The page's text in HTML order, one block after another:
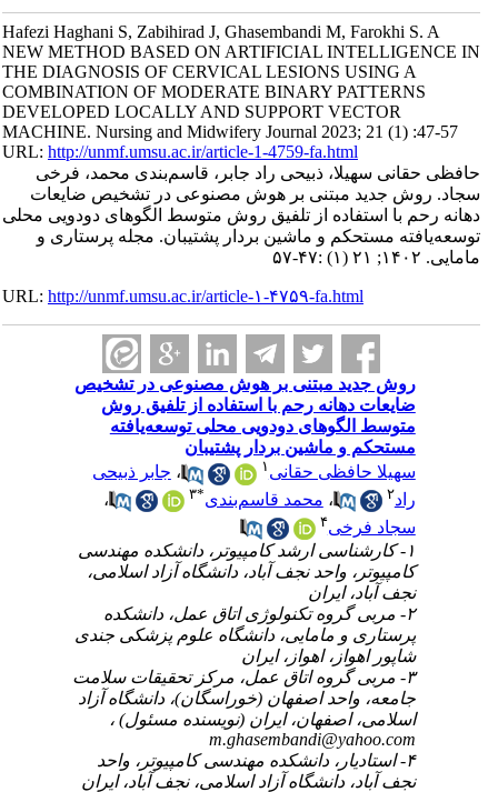
Hafezi Haghani S, Zabihirad J, Ghasembandi M, Farokhi S. A
NEW METHOD BASED ON ARTIFICIAL INTELLIGENCE IN
THE DIAGNOSIS OF CERVICAL LESIONS USING A
COMBINATION OF MODERATE BINARY PATTERNS
DEVELOPED LOCALLY AND SUPPORT VECTOR
MACHINE. Nursing and Midwifery Journal 2023; 21 (1) :47-57
URL:http://unmf.umsu.ac.ir/article-1-4759-fa.html
حافظی حقانی سهیلا، ذبیحی راد جابر، قاسم‌بندی محمد، فرخی
سجاد. روش جدید مبتنی بر هوش مصنوعی در تشخیص ضایعات
دهانه رحم با استفاده از تلفیق روش متوسط الگوهای دودویی محلی
توسعه‌یافته مستحکم و ماشین بردار پشتیبان. مجله پرستاری و
مامایی. ۱۴۰۲; ۲۱ (۱) :۴۷-۵۷
URL:http://unmf.umsu.ac.ir/article-۱-۴۷۵۹-fa.html
روش جدید مبتنی بر هوش مصنوعی در تشخیص
ضایعات دهانه رحم با استفاده از تلفیق روش
متوسط الگوهای دودویی محلی توسعه‌یافته
مستحکم و ماشین بردار پشتیبان
سهیلا حافظی حقانی
،جابر ذبیحی
راد ۲ ،محمد قاسم‌بندی ۳
،
سجاد فرخی
۱- کارشناسی ارشد کامپیوتر، دانشکده مهندسی
کامپیوتر، واحد نجف آباد، دانشگاه آزاد اسلامی،
نجف آباد، ایران
۲- مربی گروه تکنولوژی اتاق عمل، دانشکده
پرستاری و مامایی، دانشگاه علوم پزشکی جندی
شاپور اهواز، اهواز، ایران
۳- مربی گروه اتاق عمل، مرکز تحقیقات سلامت
جامعه، واحد اصفهان (خوراسگان)، دانشگاه آزاد
اسلامی، اصفهان، ایران (نویسنده مسئول) ،
m.ghasembandi@yahoo.com
۴- استادیار، دانشکده مهندسی کامپیوتر، واحد
نجف آباد، دانشگاه آزاد اسلامی، نجف آباد، ایران